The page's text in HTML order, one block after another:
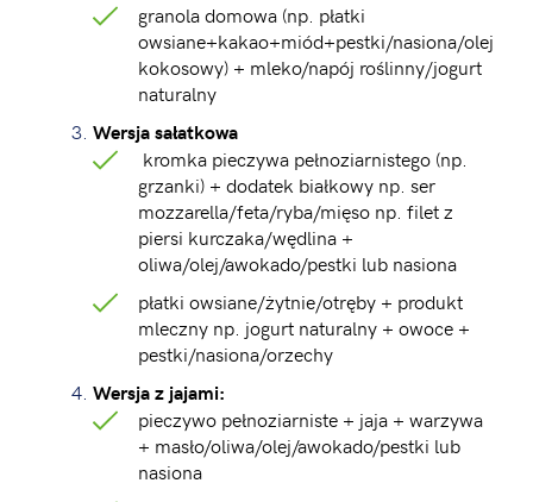
granola domowa (np. płatki
owsiane+kakao+miód+pestki/nasiona/olej
kokosowy) + mleko/napój roślinny/jogurt
naturalny
Wersja sałatkowa
kromka pieczywa pełnoziarnistego (np.
grzanki) + dodatek białkowy np. ser
mozzarella/feta/ryba/mięso np. filet z
piersi kurczaka/wędlina +
oliwa/olej/awokado/pestki lub nasiona
płatki owsiane/żytnie/otręby + produkt
mleczny np. jogurt naturalny + owoce +
pestki/nasiona/orzechy
Wersja z jajami:
pieczywo pełnoziarniste + jaja + warzywa
+ masło/oliwa/olej/awokado/pestki lub
nasiona